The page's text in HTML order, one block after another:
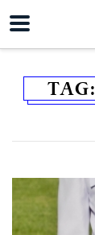
TAG: